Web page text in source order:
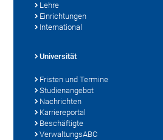
Lehre
Einrichtungen
International
Universität
Fristen und Termine
Studienangebot
Nachrichten
Karriereportal
Beschäftigte
VerwaltungsABC